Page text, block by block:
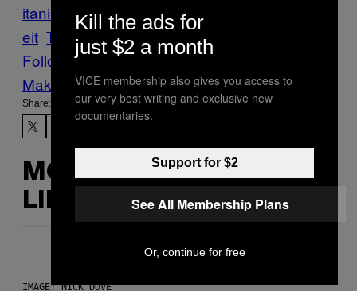
itanien
Nachrichten News
eit Twitter Vice Blog
Follow Us On Discover
Make Us Preferred In Top Stories
Share:
MORE
LIKE THIS
IMAGE: NICK DOVE
Kill the ads for
just $2 a month
VICE membership also gives you access to
our very best writing and exclusive new
documentaries.
Support for $2
See All Membership Plans
Or, continue for free